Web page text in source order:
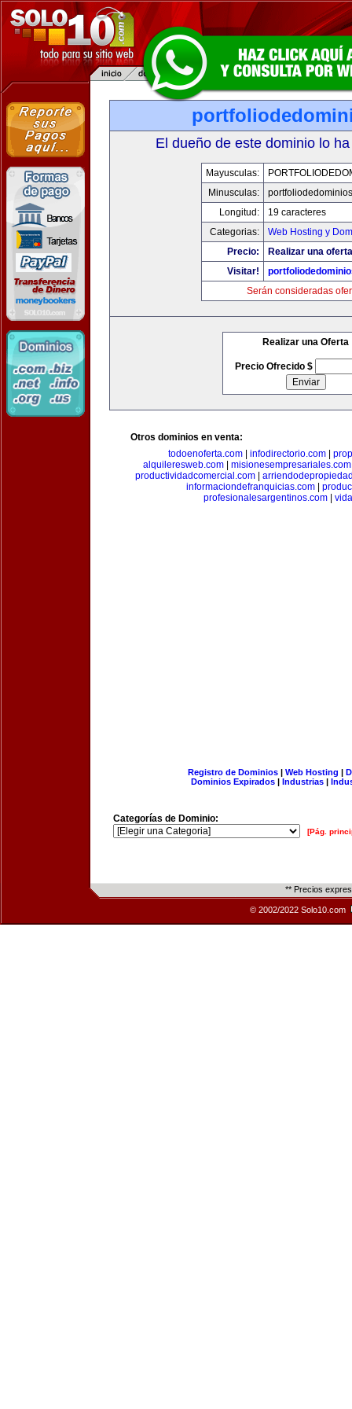
El dueño de este dominio lo
Mayusculas:
Minusculas:
Longitud:
19 caracteres
Categorias:
Web Hosting y
Precio:
Realizar una
Visitar!
Serán consideradas
Realizar una Oferta
Precio Ofrecido $
Otros dominios en venta:
todoenoferta.com
infodirectorio.com
alquileresweb.com
misionesempresariales.com
productividadcomercial.com
informaciondefranquicias.com
profesionalesargentinos.com|
Registro de Dominios| Web Hosting |
Dominios Expirados | Industrias |
Categorías de Dominio:
[Pág.
** Precios
© 2002/2022 Solo10.com